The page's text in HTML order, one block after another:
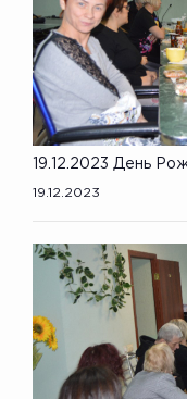
19.12.2023 День
19.12.2023